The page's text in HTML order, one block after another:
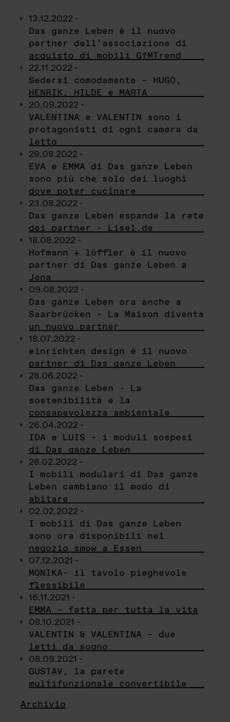
13.12.2022 -
Das ganze Leben è il nuovo
partner dell’associazione di
acquisto di mobili GfMTrend
22.11.2022 -
Sedersi comodamente – HUGO,
HENRIK, HILDE e MARTA
20.09.2022 -
VALENTINA e VALENTIN sono i
protagonisti di ogni camera da
letto
29.08.2022 -
EVA e EMMA di Das ganze Leben
sono più che solo dei luoghi
dove poter cucinare
23.08.2022 -
Das ganze Leben espande la rete
dei partner - Lisel.de
18.08.2022 -
Hofmann + löffler è il nuovo
partner di Das ganze Leben a
Jena
09.08.2022 -
Das ganze Leben ora anche a
Saarbrücken - La Maison diventa
un nuovo partner
18.07.2022 -
einrichten design è il nuovo
partner di Das ganze Leben
28.06.2022 -
Das ganze Leben - La
sostenibilità e la
consapevolezza ambientale
26.04.2022 -
IDA e LUIS - i moduli sospesi
di Das ganze Leben
28.02.2022 -
I mobili modulari di Das ganze
Leben cambiano il modo di
abitare
02.02.2022 -
I mobili di Das ganze Leben
sono ora disponibili nel
negozio smow a Essen
07.12.2021 -
MONIKA– il tavolo pieghevole
flessibile
16.11.2021 -
EMMA – fatta per tutta la vita
08.10.2021 -
VALENTIN & VALENTINA – due
letti da sogno
08.09.2021 -
GUSTAV, la parete
multifunzionale convertibile
Archivio